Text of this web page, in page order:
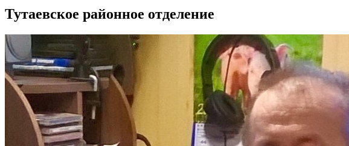
Тутаевское районное отделение